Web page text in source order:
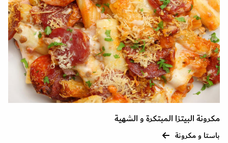
مكرونة البيتزا المبتكرة و الشهية
باستا و مكرونة